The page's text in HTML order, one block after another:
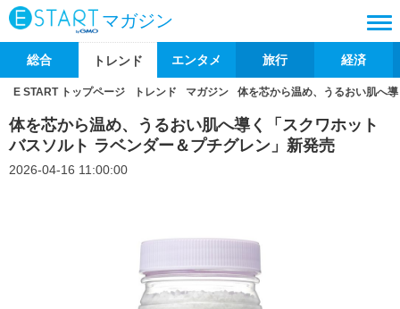
マガジン
総合 トレンド エンタメ 旅行 経済
E START トップページ トレンド マガジン 体を芯から温め、うるおい肌へ
体を芯から温め、うるおい肌へ導く「スクワホット
バスソルト ラベンダー＆プチグレン」新発売
2026-04-16 11:00:00